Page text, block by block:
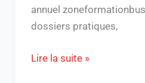
annuel
dossiers pratiques,
Lire la suite »